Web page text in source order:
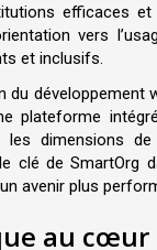
efficaces
vers
et inclusifs.
du développement
plateforme
dimensions de
clé de SmartOrg
avenir plus
au